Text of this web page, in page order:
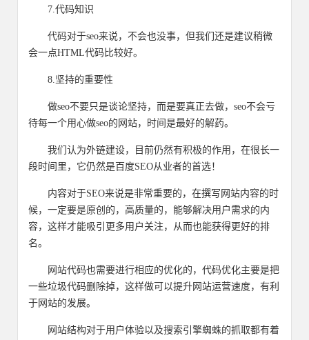
7.代码知识
代码对于seo来说，不会也没事，但我们还是建议稍微
会一点HTML代码比较好。
8.坚持的重要性
做seo不要只是谈论坚持，而是要真正去做，seo不会亏
待每一个用心做seo的网站，时间是最好的解药。
我们认为外链建设，目前仍然有积极的作用，在很长一
段时间里，它仍然是百度SEO从业者的首选！
内容对于SEO来说是非常重要的，在撰写网站内容的时
候，一定要是原创的，高质量的，能够解决用户需求的内
容，这样才能吸引更多用户关注，从而也能获得更好的排
名。
网站代码也需要进行相应的优化的，代码优化主要是把
一些垃圾代码删除掉，这样做可以提升网站运营速度，有利
于网站的发展。
网站结构对于用户体验以及搜索引擎蜘蛛的抓取都有着